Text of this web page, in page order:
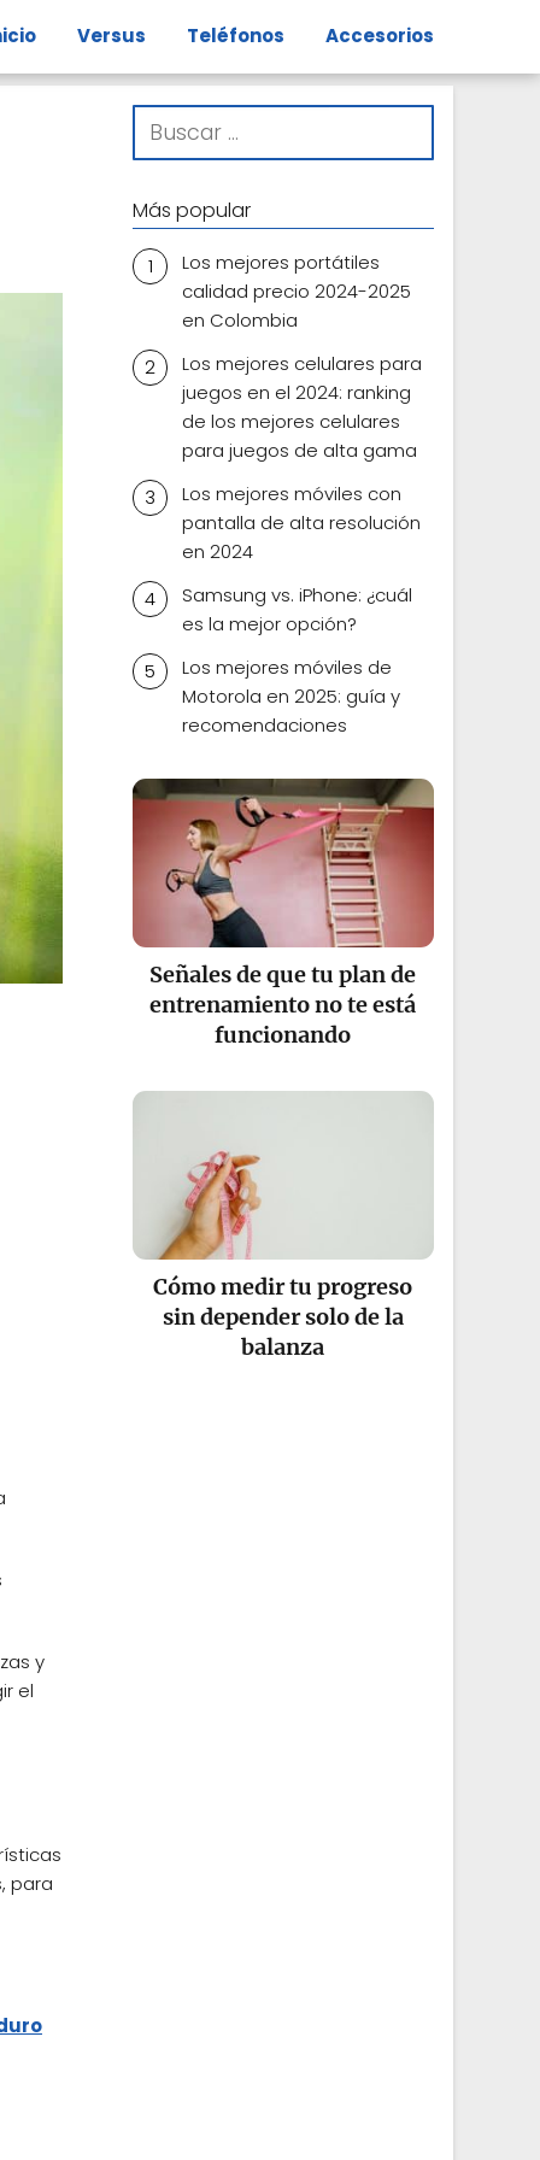
Versus Teléfonos Accesorios
y
el
para
Más popular
Los mejores portátiles
calidad precio 2024-2025
en Colombia
Los mejores celulares para
juegos en el 2024: ranking
de los mejores celulares
para juegos de alta gama
Los mejores móviles con
pantalla de alta resolución
en 2024
Samsung vs. iPhone: ¿cuál
es la mejor opción?
Los mejores móviles de
Motorola en 2025: guía y
recomendaciones
Señales de que tu plan de
entrenamiento no te está
funcionando
Cómo medir tu progreso
sin depender solo de la
balanza